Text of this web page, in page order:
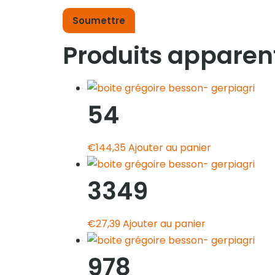
Produits
54
€144,35Ajouter au panier
3349
€27,39Ajouter au panier
978